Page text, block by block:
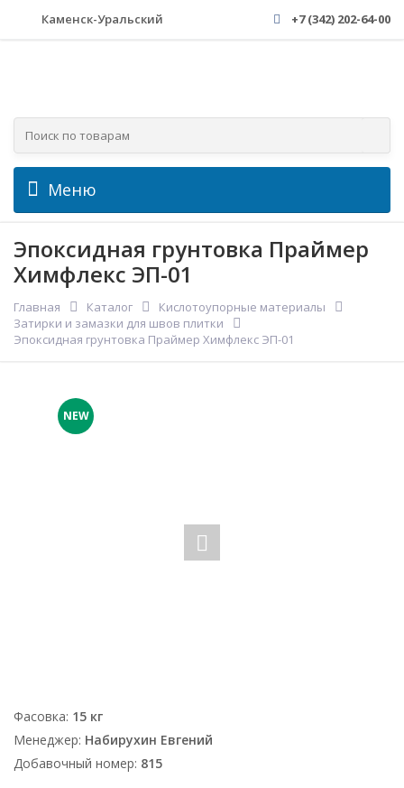
Каменск-Уральский +7 (342) 202-64-00
Меню
Эпоксидная грунтовка Праймер
Химфлекс ЭП-01
Главная Каталог
Кислотоупорные материалы
Затирки и замазки для швов плитки
Эпоксидная грунтовка Праймер Химфлекс ЭП-01
NEW
Фасовка: 15 кг
Менеджер: Набирухин Евгений
Добавочный номер: 815